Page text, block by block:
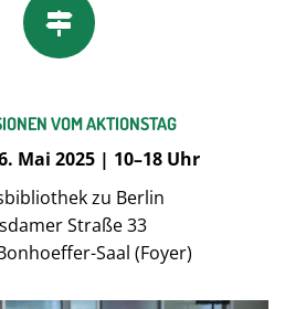
VOM AKTIONSTAG
Mai 2025 | 10–18 Uhr
zu Berlin
Straße 33
Saal (Foyer)